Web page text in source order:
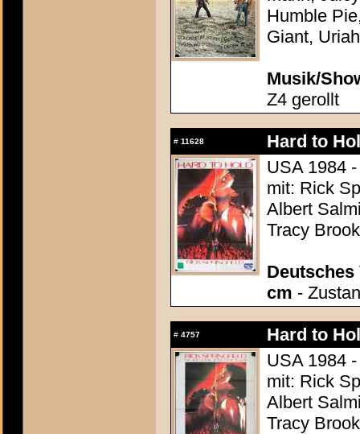
Humble
Giant,
Musik/
Z4 gerollt
# 11628
Hard to
USA 1984
mit: Rick
Albert
Tracy
Deutsches
cm -
# 4757
Hard to
USA 1984
mit: Rick
Albert
Tracy